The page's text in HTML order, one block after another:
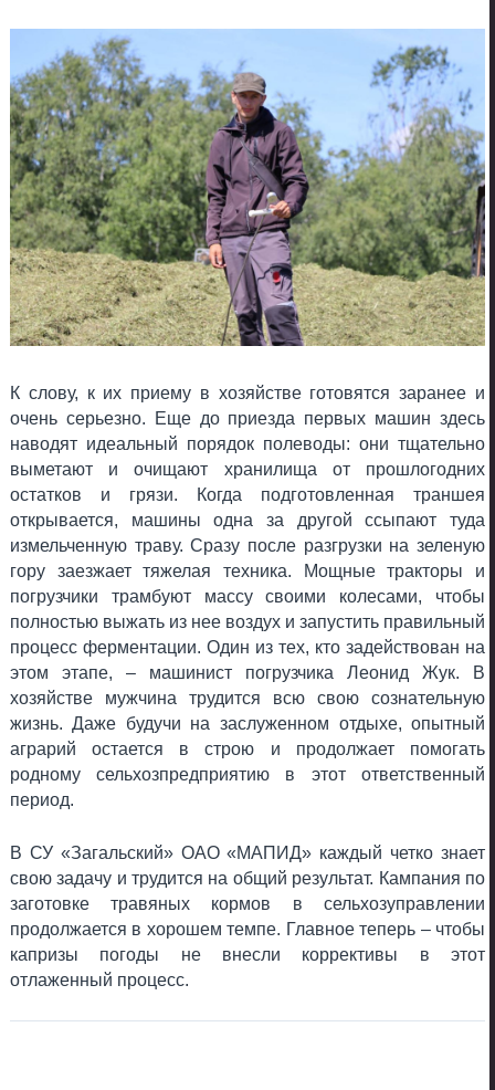
К слову, к их приему в хозяйстве готовятся заранее и
очень серьезно. Еще до приезда первых машин здесь
наводят идеальный порядок полеводы: они тщательно
выметают и очищают хранилища от прошлогодних
остатков и грязи. Когда подготовленная траншея
открывается, машины одна за другой ссыпают туда
измельченную траву. Сразу после разгрузки на зеленую
гору заезжает тяжелая техника. Мощные тракторы и
погрузчики трамбуют массу своими колесами, чтобы
полностью выжать из нее воздух и запустить правильный
процесс ферментации. Один из тех, кто задействован на
этом этапе, – машинист погрузчика Леонид Жук. В
хозяйстве мужчина трудится всю свою сознательную
жизнь. Даже будучи на заслуженном отдыхе, опытный
аграрий остается в строю и продолжает помогать
родному сельхозпредприятию в этот ответственный
период.
В СУ «Загальский» ОАО «МАПИД» каждый четко знает
свою задачу и трудится на общий результат. Кампания по
заготовке травяных кормов в сельхозуправлении
продолжается в хорошем темпе. Главное теперь – чтобы
капризы погоды не внесли коррективы в этот
отлаженный процесс.